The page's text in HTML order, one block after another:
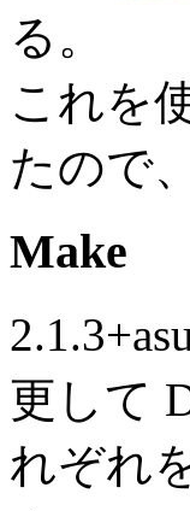
る。
これを
たので
Make
更して
れぞれ